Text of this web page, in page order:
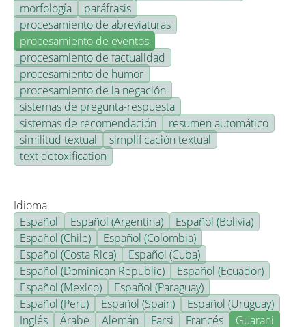
morfología
paráfrasis
procesamiento de abreviaturas
procesamiento de eventos
procesamiento de factualidad
procesamiento de humor
procesamiento de la negación
sistemas de pregunta-respuesta
sistemas de recomendación
resumen automático
similitud textual
simplificación textual
text detoxification
Idioma
Español
Español (Argentina)
Español (Bolivia)
Español (Chile)
Español (Colombia)
Español (Costa Rica)
Español (Cuba)
Español (Dominican Republic)
Español (Ecuador)
Español (Mexico)
Español (Paraguay)
Español (Peru)
Español (Spain)
Español (Uruguay)
Inglés
Árabe Alemán Farsi Francés
Guarani